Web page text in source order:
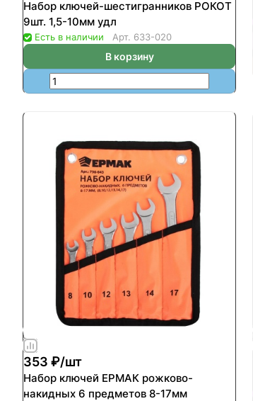
Набор ключей-шестигранников РОКОТ
9шт. 1,5-10мм удл
Есть в наличии Арт. 633-020
В корзину
353 ₽/шт
Набор ключей ЕРМАК рожково-
накидных 6 предметов 8-17мм